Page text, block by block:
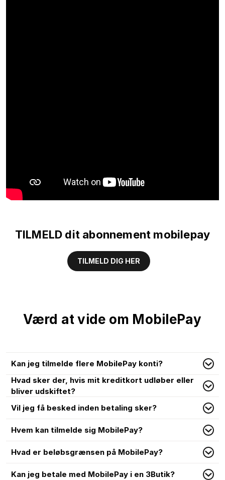
TILMELD dit abonnement mobilepay
TILMELD DIG HER
Værd at vide om MobilePay
Kan jeg tilmelde flere MobilePay konti?
Hvad sker der, hvis mit kreditkort udløber eller
bliver udskiftet?
Vil jeg få besked inden betaling sker?
Hvem kan tilmelde sig MobilePay?
Hvad er beløbsgrænsen på MobilePay?
Kan jeg betale med MobilePay i en 3Butik?